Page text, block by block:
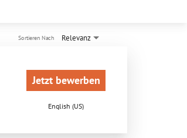
Relevanz
Sortieren Nach
Jetzt bewerben
English (US)